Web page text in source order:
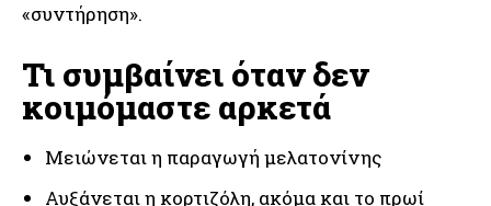
«συντήρηση».
Τι συμβαίνει όταν δεν
κοιμόμαστε αρκετά
Μειώνεται η παραγωγή μελατονίνης
Αυξάνεται η κορτιζόλη, ακόμα και το πρωί